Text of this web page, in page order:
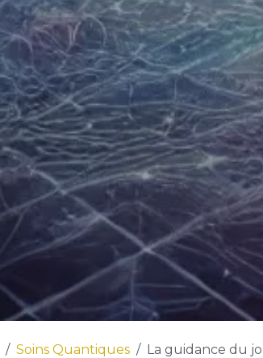
Soins Quantiques La guidance du jour